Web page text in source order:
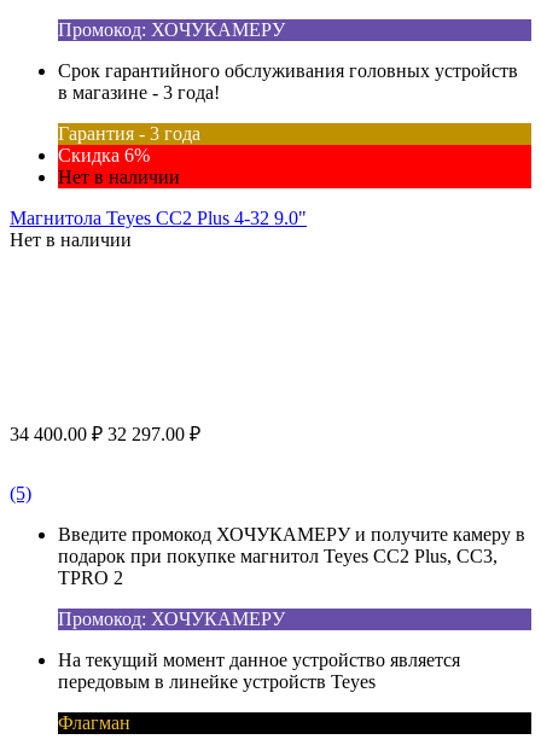
Промокод: ХОЧУКАМЕРУ
Срок гарантийного обслуживания головных устройств
в магазине - 3 года!
Гарантия - 3 года
Скидка 6%
Нет в наличии
Магнитола Teyes CC2 Plus 4-32 9.0"
Нет в наличии
34 400.00 ₽ 32 297.00 ₽
(5)
Введите промокод ХОЧУКАМЕРУ и получите камеру в
подарок при покупке магнитол Teyes CC2 Plus, CC3,
TPRO 2
Промокод: ХОЧУКАМЕРУ
На текущий момент данное устройство является
передовым в линейке устройств Teyes
Флагман